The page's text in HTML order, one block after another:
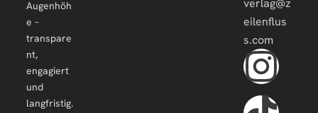
Augenhöh
e –
transpare
nt,
engagiert
und
langfristig.
eilenflus
s.com